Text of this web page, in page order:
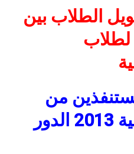
الطلاب بين
الكليات 2013 لطلاب
من
الدبلومات الفنية 2013 الدور